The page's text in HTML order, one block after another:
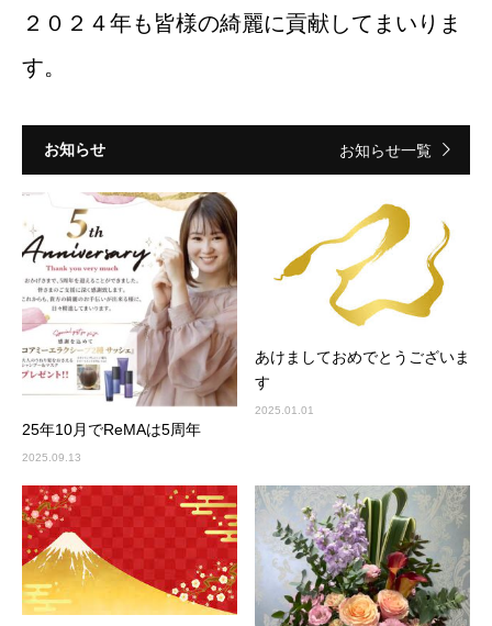
２０２４年も皆様の綺麗に貢献してまいりま
す。
お知らせ お知らせ一覧
25年10月でReMAは5周年
2025.09.13
あけましておめでとうございま
す
2025.01.01